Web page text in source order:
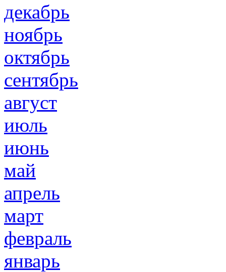
декабрь
ноябрь
октябрь
сентябрь
август
июль
июнь
май
апрель
март
февраль
январь